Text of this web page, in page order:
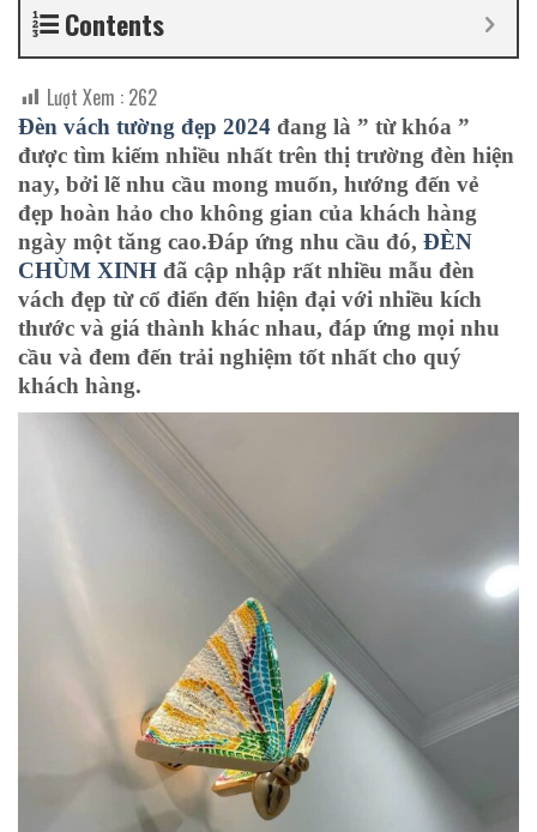
Contents
Lượt Xem : 262
Đèn vách tường đẹp 2024 đang là ” từ khóa ”
được tìm kiếm nhiều nhất trên thị trường đèn hiện
nay, bởi lẽ nhu cầu mong muốn, hướng đến vẻ
đẹp hoàn hảo cho không gian của khách hàng
ngày một tăng cao.Đáp ứng nhu cầu đó, ĐÈN
CHÙM XINH đã cập nhập rất nhiều mẫu đèn
vách đẹp từ cổ điển đến hiện đại với nhiều kích
thước và giá thành khác nhau, đáp ứng mọi nhu
cầu và đem đến trải nghiệm tốt nhất cho quý
khách hàng.